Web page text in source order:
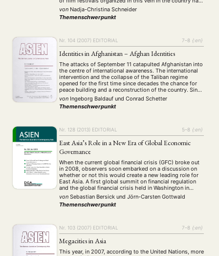
ARBEITSKREISE
ANTRAG AUF EINEN SMALL GRANT DER DGA MITGLIEDERBEREICH DIE DGA
MITGLIEDSCHAFT
also increased, allowing documentary films and
directors from India to gain a new global visibility, …
von Nadja-Christina Schneider
Themenschwerpunkt
Nr. 104 (2007) EDITORIAL 7–8 {:en}
Identities in Afghanistan – Afghan Identities
The attacks of September 11 catapulted Afghanistan into
the centre of international awareness. The international
intervention and the collapse of the Taliban regime
opened for the first time since decades the chance for
peace building and a reconstruction of the country. Since
2001 thousands of soldiers, aid workers, consultants
and politicians rushed into the country …
von Ingeborg Baldauf und Conrad Schetter
Themenschwerpunkt
Nr. 128 (2013) EDITORIAL 5–8 {:en}
East Asia’s Role in a New Era of Global Economic
Governance
When the current global financial crisis (GFC) broke out
in 2008, observers soon embarked on a discussion on
whether or not this would create a new leading role for
East Asia. A first global summit on financial regulation
and the global financial crisis held in Washington in
November 2008 turned out to be the starting …
von Sebastian Bersick und Jörn-Carsten Gottwald
Themenschwerpunkt
Nr. 103 (2007) EDITORIAL 7–8 {:en}
Megacities in Asia
This year, in 2007, according to the United Nations, more